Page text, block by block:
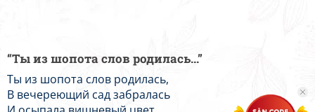
“Ты из шопота слов родилась...”
Ты из шопота слов родилась,
В вечереющий сад забралась